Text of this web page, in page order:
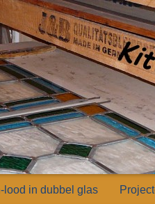
lood in dubbel glas